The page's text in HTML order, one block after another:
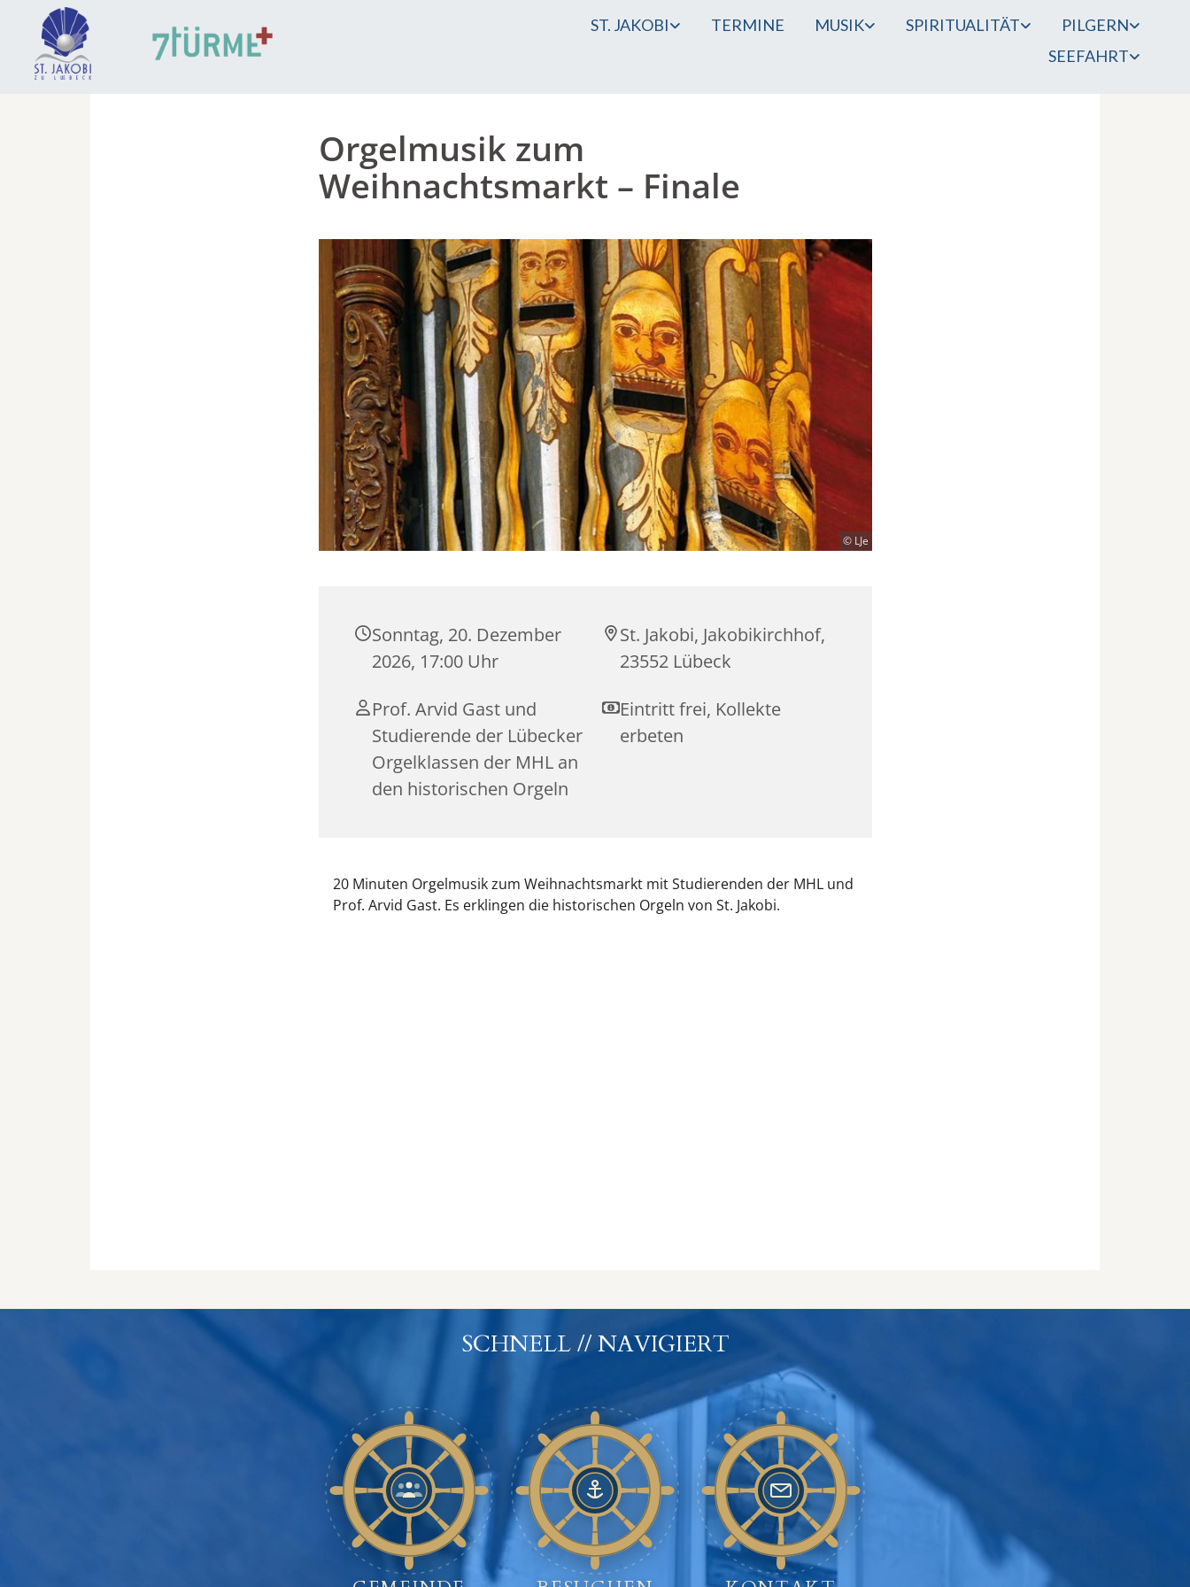
ST. JAKOBI TERMINE MUSIK SPIRITUALITÄT
PILGERN
SEEFAHRT
Orgelmusik zum
Weihnachtsmarkt – Finale
© LJe
Sonntag, 20. Dezember
2026, 17:00 Uhr
St. Jakobi, Jakobikirchhof,
23552 Lübeck
Prof. Arvid Gast und
Studierende der Lübecker
Orgelklassen der MHL an
den historischen Orgeln
Eintritt frei, Kollekte
erbeten
20 Minuten Orgelmusik zum Weihnachtsmarkt mit Studierenden der MHL und
Prof. Arvid Gast. Es erklingen die historischen Orgeln von St. Jakobi.
SCHNELL // NAVIGIERT